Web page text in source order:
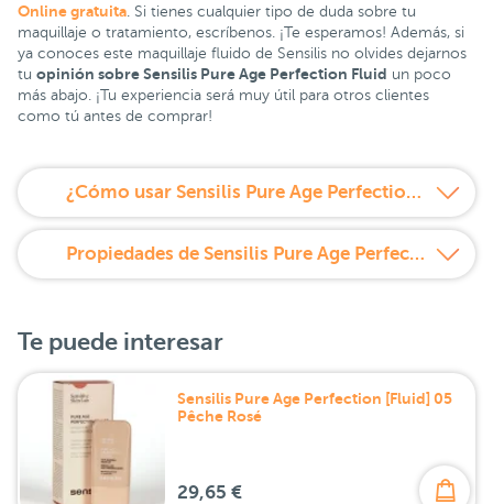
Online gratuita . Si tienes cualquier tipo de duda sobre tu
maquillaje o tratamiento, escríbenos. ¡Te esperamos! Además, si
ya conoces este maquillaje fluido de Sensilis no olvides dejarnos
tu opinión sobre Sensilis Pure Age Perfection Fluid un poco
más abajo. ¡Tu experiencia será muy útil para otros clientes
como tú antes de comprar!
¿Cómo usar Sensilis Pure Age Perfection 03 Beige Rosé?
Propiedades de Sensilis Pure Age Perfection 03 Beige Rosé
Te puede interesar
Sensilis Pure Age Perfection [Fluid] 05
Pêche Rosé
29,65 €